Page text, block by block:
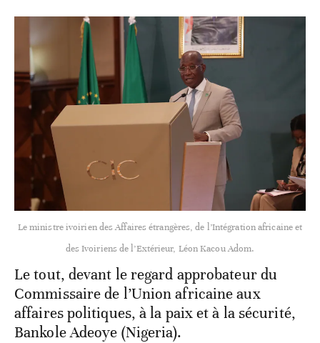
Le ministre ivoirien des Affaires étrangères, de l’Intégration africaine et
des Ivoiriens de l’Extérieur, Léon Kacou Adom.
Le tout, devant le regard approbateur du
Commissaire de l’Union africaine aux
affaires politiques, à la paix et à la sécurité,
Bankole Adeoye (Nigeria).